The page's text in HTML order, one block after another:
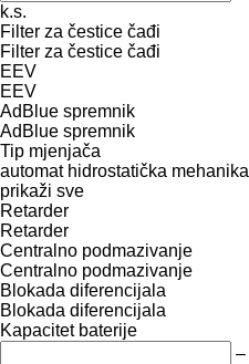
k.s.
Filter za čestice čađi
Filter za čestice čađi
EEV
EEV
AdBlue spremnik
AdBlue spremnik
Tip mјenjača
automat hidrostatička mehanika
prikaži sve
Retarder
Retarder
Centralno podmazivanje
Centralno podmazivanje
Blokada diferencijala
Blokada diferencijala
Kapacitet baterije
–